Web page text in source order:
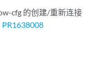
cfg 的创建/重新连接
PR1638008